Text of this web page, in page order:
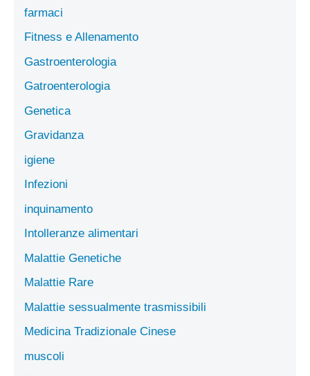
farmaci
Fitness e Allenamento
Gastroenterologia
Gatroenterologia
Genetica
Gravidanza
igiene
Infezioni
inquinamento
Intolleranze alimentari
Malattie Genetiche
Malattie Rare
Malattie sessualmente trasmissibili
Medicina Tradizionale Cinese
muscoli